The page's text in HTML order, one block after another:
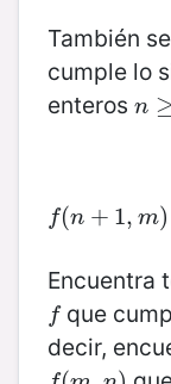
También
cumple lo
enteros n ≥
n≥0
f(n + 1, m)
f(n
Encuentra
f
fque
decir,